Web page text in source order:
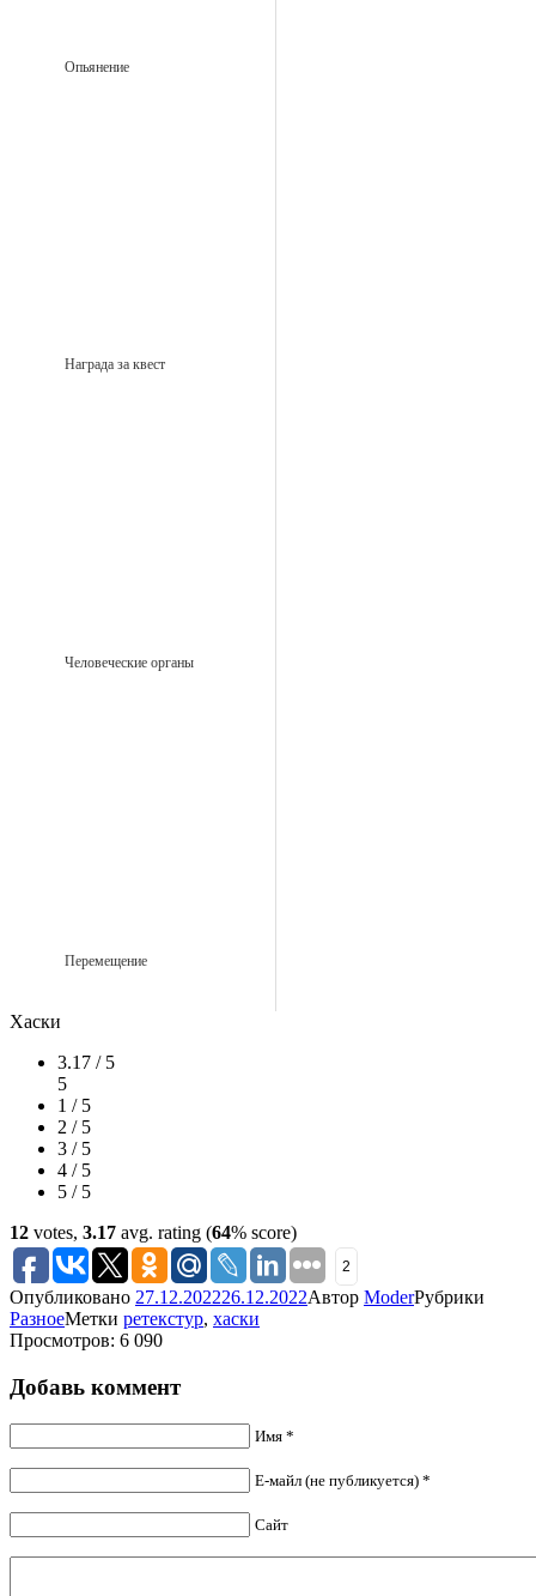
Опьянение
Награда за квест
Человеческие органы
Перемещение
Хаски
3.17 / 5
5
1 / 5
2 / 5
3 / 5
4 / 5
5 / 5
12 votes, 3.17 avg. rating (64% score)
2
Опубликовано 27.12.202226.12.2022Автор ModerРубрики
РазноеМетки ретекстур, хаски
Просмотров: 6 090
Добавь коммент
Имя *
Е-майл (не публикуется) *
Сайт